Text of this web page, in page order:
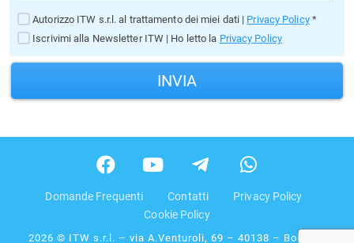
Autorizzo ITW s.r.l. al trattamento dei miei dati | Privacy Policy*
Iscrivimi alla Newsletter ITW | Ho letto la Privacy Policy
INVIA
Domande Frequenti Contatti
Privacy Policy
Cookie Policy
2026 © ITW s.r.l. – via A.Venturoli, 69 – 40138 – Bologna